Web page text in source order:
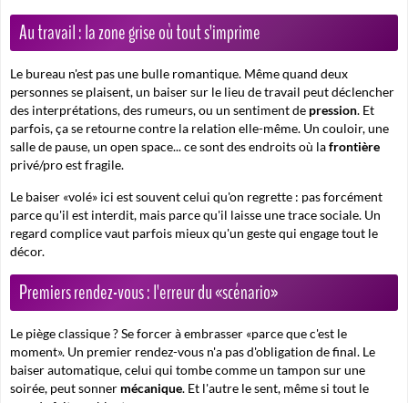
Au travail : la zone grise où tout s'imprime
Le bureau n'est pas une bulle romantique. Même quand deux
personnes se plaisent, un baiser sur le lieu de travail peut déclencher
des interprétations, des rumeurs, ou un sentiment de pression. Et
parfois, ça se retourne contre la relation elle-même. Un couloir, une
salle de pause, un open space... ce sont des endroits où lafrontière
privé/pro est fragile.
Le baiser «volé» ici est souvent celui qu'on regrette : pas forcément
parce qu'il est interdit, mais parce qu'il laisse une trace sociale. Un
regard complice vaut parfois mieux qu'un geste qui engage tout le
décor.
Premiers rendez-vous : l'erreur du «scénario»
Le piège classique ? Se forcer à embrasser «parce que c'est le
moment». Un premier rendez-vous n'a pas d'obligation de final. Le
baiser automatique, celui qui tombe comme un tampon sur une
soirée, peut sonner mécanique. Et l'autre le sent, même si tout le